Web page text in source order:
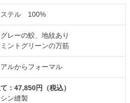
ステル 100%
レーの鮫、地紋あり
ントグリーンの万筋
ルからフォーマル
：47,850円（税込）
ン縫製